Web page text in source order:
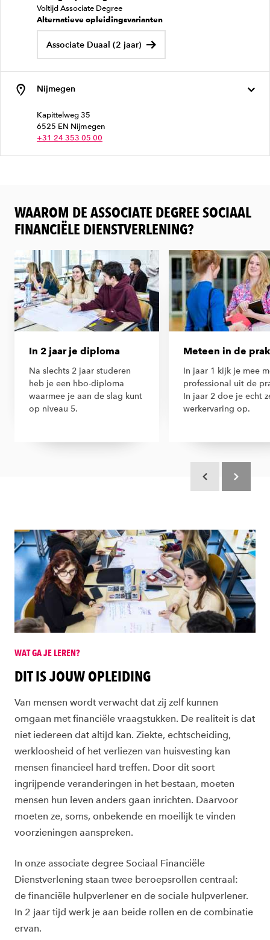
Voltijd Associate Degree
Alternatieve opleidingsvarianten
Associate Duaal (2 jaar)
Nijmegen
Kapittelweg 35
6525 EN Nijmegen
+31 24 353 05 00
WAAROM DE ASSOCIATE DEGREE SOCIAAL
FINANCIËLE DIENSTVERLENING?
In 2 jaar je diploma
Na slechts 2 jaar studeren
heb je een hbo-diploma
waarmee je aan de slag kunt
op niveau 5.
Meteen in de
In jaar 1 kijk je mee
professional uit de
In jaar 2 doe je echt
werkervaring op.
WAT GA JE LEREN?
DIT IS JOUW OPLEIDING
Van mensen wordt verwacht dat zij zelf kunnen
omgaan met financiële vraagstukken. De realiteit is dat
niet iedereen dat altijd kan. Ziekte, echtscheiding,
werkloosheid of het verliezen van huisvesting kan
mensen financieel hard treffen. Door dit soort
ingrijpende veranderingen in het bestaan, moeten
mensen hun leven anders gaan inrichten. Daarvoor
moeten ze, soms, onbekende en moeilijk te vinden
voorzieningen aanspreken.
In onze associate degree Sociaal Financiële
Dienstverlening staan twee beroepsrollen centraal:
de financiële hulpverlener en de sociale hulpverlener.
In 2 jaar tijd werk je aan beide rollen en de combinatie
ervan.